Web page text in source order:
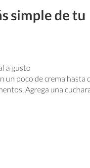
simple de tu
a gusto
un poco de crema hasta
Agrega una